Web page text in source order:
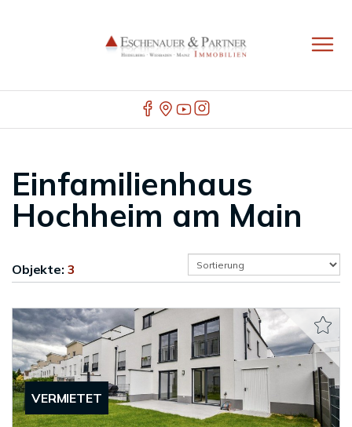
Einfamilienhaus
Hochheim am Main
Objekte: 3
VERMIETET